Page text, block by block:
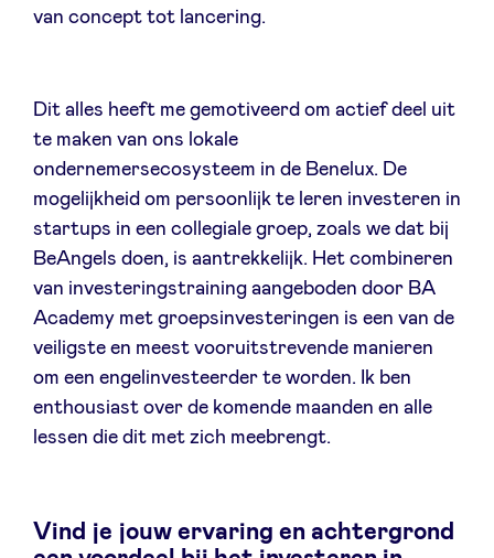
van concept tot lancering.
Dit alles heeft me gemotiveerd om actief deel uit
te maken van ons lokale
ondernemersecosysteem in de Benelux. De
mogelijkheid om persoonlijk te leren investeren in
startups in een collegiale groep, zoals we dat bij
BeAngels doen, is aantrekkelijk. Het combineren
van investeringstraining aangeboden door BA
Academy met groepsinvesteringen is een van de
veiligste en meest vooruitstrevende manieren
om een engelinvesteerder te worden. Ik ben
enthousiast over de komende maanden en alle
lessen die dit met zich meebrengt.
Vind je jouw ervaring en achtergrond